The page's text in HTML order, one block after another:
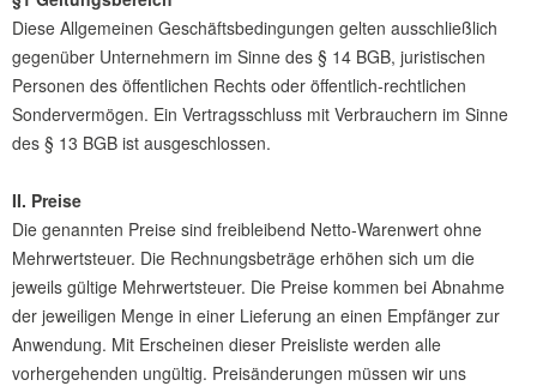
Diese Allgemeinen Geschäftsbedingungen gelten ausschließlich
gegenüber Unternehmern im Sinne des § 14 BGB, juristischen
Personen des öffentlichen Rechts oder öffentlich-rechtlichen
Sondervermögen. Ein Vertragsschluss mit Verbrauchern im Sinne
des § 13 BGB ist ausgeschlossen.
II. Preise
Die genannten Preise sind freibleibend Netto-Warenwert ohne
Mehrwertsteuer. Die Rechnungsbeträge erhöhen sich um die
jeweils gültige Mehrwertsteuer. Die Preise kommen bei Abnahme
der jeweiligen Menge in einer Lieferung an einen Empfänger zur
Anwendung. Mit Erscheinen dieser Preisliste werden alle
vorhergehenden ungültig. Preisänderungen müssen wir uns